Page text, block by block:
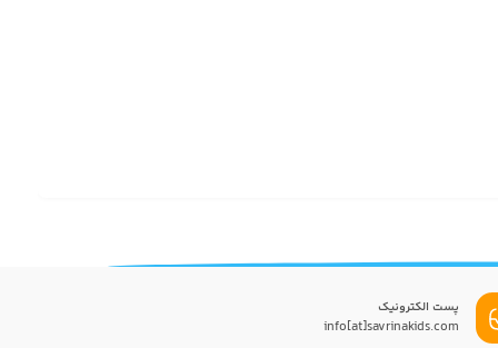
پست الکترونیک
info[at]savrinakids.com